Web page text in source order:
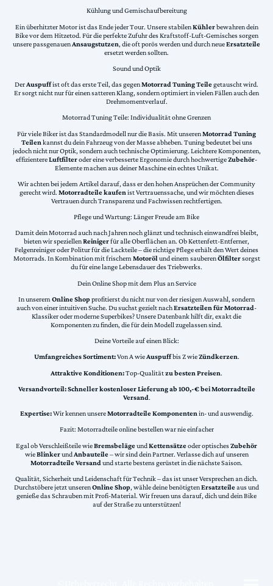
Kühlung und Gemischaufbereitung
Ein überhitzter Motor ist das Ende jeder Tour. Unsere stabilenKühlerbewahren dein
Bike vor dem Hitzetod. Für die perfekte Zufuhr des Kraftstoff-Luft-Gemisches sorgen
unsere passgenauenAnsaugstutzen, die oft porös werden und durch neueErsatzteile
ersetzt werden sollten.
Sound und Optik
DerAuspuffist oft das erste Teil, das gegenMotorrad Tuning Teilegetauscht wird.
Er sorgt nicht nur für einen satteren Klang, sondern optimiert in vielen Fällen auch den
Drehmomentverlauf.
Motorrad Tuning Teile: Individualität ohne Grenzen
Für viele Biker ist das Standardmodell nur die Basis. Mit unserenMotorrad Tuning
Teilen kannst du dein Fahrzeug von der Masse abheben. Tuning bedeutet bei uns
jedoch nicht nur Optik, sondern auch technische Optimierung. Leichtere Komponenten,
effizientereLuftfilteroder eine verbesserte Ergonomie durch hochwertigeZubehör-
Elemente machen aus deiner Maschine ein echtes Unikat.
Wir achten bei jedem Artikel darauf, dass er den hohen Ansprüchen der Community
gerecht wird. Motorradteile kaufen ist Vertrauenssache, und wir möchten dieses
Vertrauen durch Transparenz und Fachwissen rechtfertigen.
Pflege und Wartung: Länger Freude am Bike
Damit dein Motorrad auch nach Jahren noch glänzt und technisch einwandfrei bleibt,
bieten wir speziellenReinigerfür alle Oberflächen an. Ob Kettenfett-Entferner,
Felgenreiniger oder Politur für die Lackteile – die richtige Pflege erhält den Wert deines
Motorrads. In Kombination mit frischemMotorölund einem sauberenÖlfiltersorgst
du für eine lange Lebensdauer des Triebwerks.
Dein Online Shop mit dem Plus an Service
In unserem Online Shopprofitierst du nicht nur von der riesigen Auswahl, sondern
auch von einer intuitiven Suche. Du suchst gezielt nachErsatzteilen für Motorrad-
Klassiker oder moderne Superbikes? Unsere Datenbank hilft dir, exakt die
Komponenten zu finden, die für dein Modell zugelassen sind.
Deine Vorteile auf einen Blick:
Umfangreiches Sortiment:Von A wieAuspuffbis Z wieZündkerzen.
Attraktive Konditionen:Top-Qualitätzu besten Preisen.
Versandvorteil:Schneller kostenloser Lieferung ab 100,-€ bei Motorradteile
Versand.
Expertise:Wir kennen unsereMotorradteile Komponentenin- und auswendig.
Fazit: Motorradteile online bestellen war nie einfacher
Egal ob Verschleißteile wieBremsbelägeundKettensätzeoder optischesZubehör
wieBlinkerundAnbauteile– wir sind dein Partner. Verlasse dich auf unseren
Motorradteile Versand und starte bestens gerüstet in die nächste Saison.
Qualität, Sicherheit und Leidenschaft für Technik – das ist unser Versprechen an dich.
Durchstöbere jetzt unserenOnline Shop, wähle deine benötigtenErsatzteileaus und
genieße das Schrauben mit Profi-Material. Wir freuen uns darauf, dich und dein Bike
auf der Straße zu unterstützen!